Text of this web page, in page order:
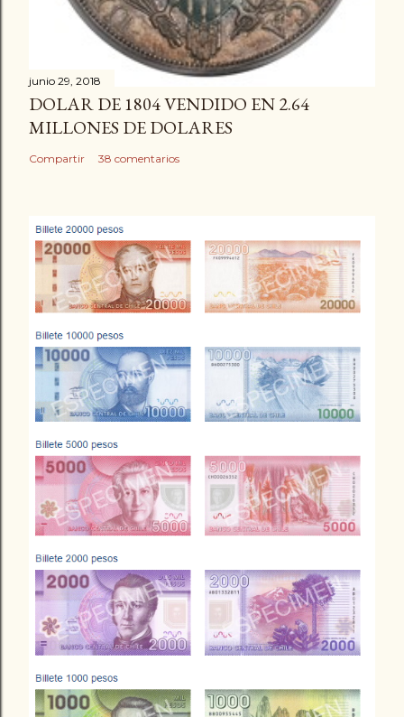
junio 29, 2018
DOLAR DE 1804 VENDIDO EN 2.64
MILLONES DE DOLARES
Compartir 38 comentarios